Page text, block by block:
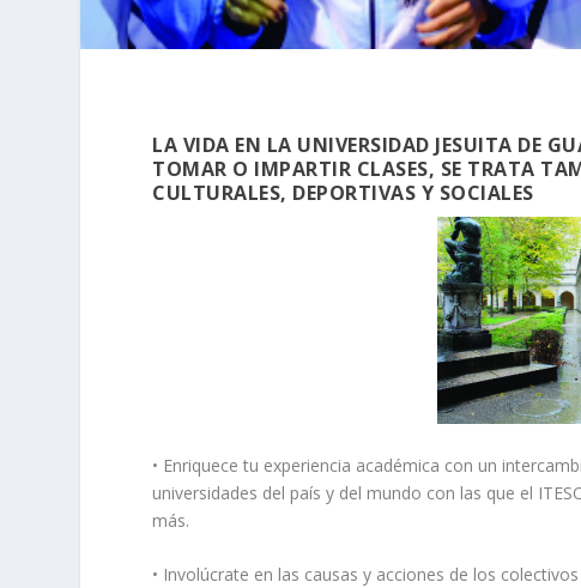
LA VIDA EN LA UNIVERSIDAD JESUITA DE
TOMAR O IMPARTIR CLASES, SE TRATA
CULTURALES, DEPORTIVAS Y SOCIALES
• Enriquece tu experiencia académica con un
universidades del país y del mundo con las que el
más.
• Involúcrate en las causas y acciones de los